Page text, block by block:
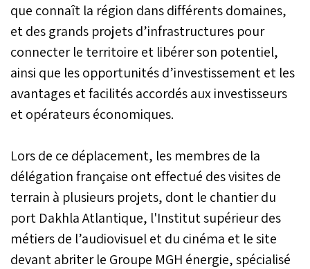
que connaît la région dans différents domaines,
et des grands projets d’infrastructures pour
connecter le territoire et libérer son potentiel,
ainsi que les opportunités d’investissement et les
avantages et facilités accordés aux investisseurs
et opérateurs économiques.
Lors de ce déplacement, les membres de la
délégation française ont effectué des visites de
terrain à plusieurs projets, dont le chantier du
port Dakhla Atlantique, l'Institut supérieur des
métiers de l’audiovisuel et du cinéma et le site
devant abriter le Groupe MGH énergie, spécialisé